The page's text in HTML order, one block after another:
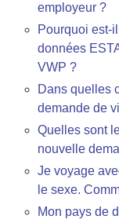
employeur ?
Pourquoi est-
données
VWP ?
Dans quelles
demande de
Quelles sont
nouvelle
Je voyage
le sexe.
Mon pays de